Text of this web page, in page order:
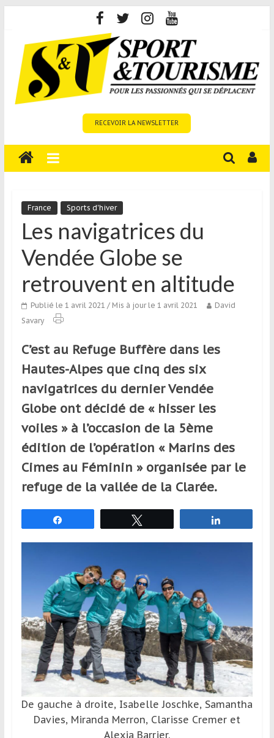
content
Tourisme
est
média
sur
tourisme
sportif
qui
aux
voyageurs
ou
réguliers,
pratiquants,
passionnés
ou
simples
spectateurs
sport,
qui
déplacent
en
l’étranger
assouvir
leur
passion,
tout
profitant
de
RECEVOIR LA NEWSLETTER
France Sports d'hiver
Les navigatrices du
Vendée Globe se
retrouvent en altitude
Publié le 1 avril 2021 / Mis à jour le 1 avril 2021
David
Savary
C’est au Refuge Buffère dans les
Hautes-Alpes que cinq des six
navigatrices du dernier Vendée
Globe ont décidé de « hisser les
voiles » à l’occasion de la 5ème
édition de l’opération « Marins des
Cimes au Féminin » organisée par le
refuge de la vallée de la Clarée.
De gauche à droite, Isabelle Joschke, Samantha
Davies, Miranda Merron, Clarisse Cremer et
Alexia Barrier.